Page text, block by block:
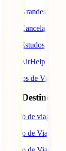
IATI Grandes
IATI Cancelamento
IATI Estudos
IATI AirHelp
Seguros de Viagem
Top Destinos
Seguro de viagem
Seguro de Viagem